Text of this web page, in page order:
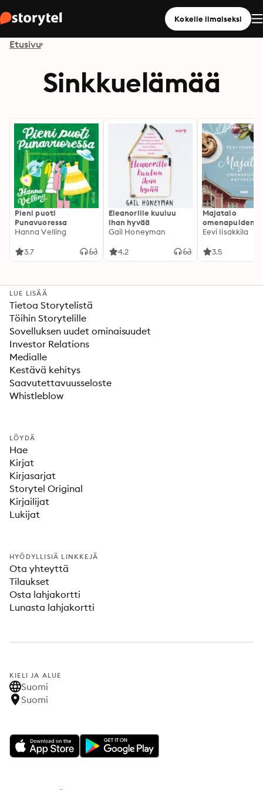
Kokeile ilmaiseksi
Etusivu
Sinkkuelämää
Pieni puoti
Punavuoressa
Hanna Velling
3.7
Eleanorille kuuluu
ihan hyvää
Gail Honeyman
4.2
Majatalo
omenapuiden
katveessa
Eevi Iisakkila
3.5
LUE LISÄÄ
Tietoa Storytelistä
Töihin Storytelille
Sovelluksen uudet ominaisuudet
Investor Relations
Medialle
Kestävä kehitys
Saavutettavuusseloste
Whistleblow
LÖYDÄ
Hae
Kirjat
Kirjasarjat
Storytel Original
Kirjailijat
Lukijat
HYÖDYLLISIÄ LINKKEJÄ
Ota yhteyttä
Tilaukset
Osta lahjakortti
Lunasta lahjakortti
KIELI JA ALUE
Suomi
Suomi